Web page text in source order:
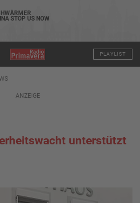
STOP US NOW
PLAYLIST
ANZEIGE
unterstützt